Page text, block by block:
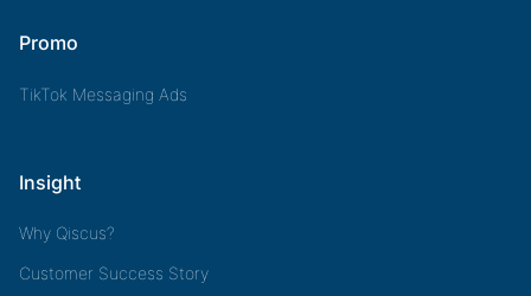
Promo
TikTok Messaging Ads
Insight
Why Qiscus?
Customer Success Story